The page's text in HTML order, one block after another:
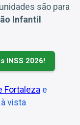
são para
Infantil
INSS 2026!
Fortaleza e
vista